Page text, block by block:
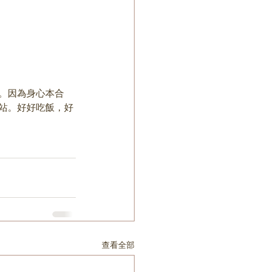
因為身心本合
。好好吃飯，好
查看全部